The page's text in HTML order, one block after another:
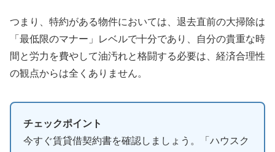
つまり、特約がある物件においては、退去直前の大掃除は
「最低限のマナー」レベルで十分であり、自分の貴重な時
間と労力を費やして油汚れと格闘する必要は、経済合理性
の観点からは全くありません。
チェックポイント
今すぐ賃貸借契約書を確認しましょう。「ハウスク